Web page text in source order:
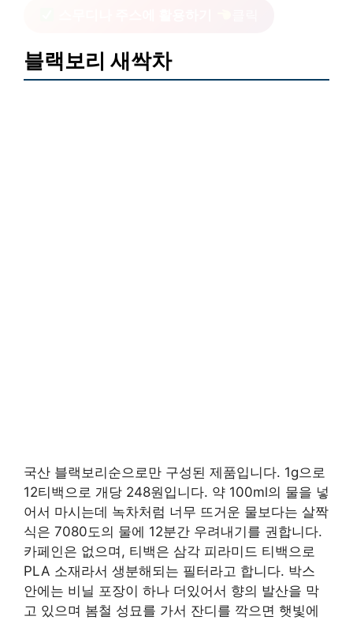
블랙보리 새싹차
국산 블랙보리순으로만 구성된 제품입니다. 1g으로
12티백으로 개당 248원입니다. 약 100ml의 물을 넣
어서 마시는데 녹차처럼 너무 뜨거운 물보다는 살짝
식은 7080도의 물에 12분간 우려내기를 권합니다.
카페인은 없으며, 티백은 삼각 피라미드 티백으로
PLA 소재라서 생분해되는 필터라고 합니다. 박스
안에는 비닐 포장이 하나 더있어서 향의 발산을 막
고 있으며 봄철 성묘를 가서 잔디를 깍으면 햇빛에